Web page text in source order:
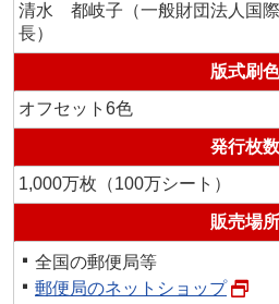
清水 都岐子（一般財団法人国
長）
版式刷色
オフセット6色
発行枚数
1,000万枚（100万シート）
販売場所
全国の郵便局等
郵便局のネットショップ